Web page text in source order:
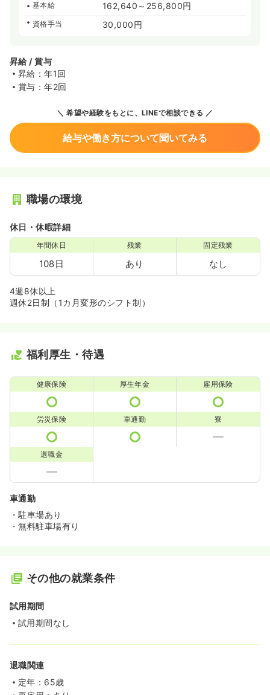
基本給 162,640～256,800円
資格手当 30,000円
昇給 / 賞与
昇給：年1回
賞与：年2回
希望や経験をもとに、LINEで相談できる
給与や働き方について聞いてみる
職場の環境
休日・休暇詳細
年間休日
108日
残業
あり
固定残業
なし
4週8休以上
週休2日制（1カ月変形のシフト制）
福利厚生・待遇
健康保険 厚生年金 雇用保険
労災保険 車通勤 寮
退職金
車通勤
・駐車場あり
・無料駐車場有り
その他の就業条件
試用期間
試用期間なし
退職関連
定年：65歳